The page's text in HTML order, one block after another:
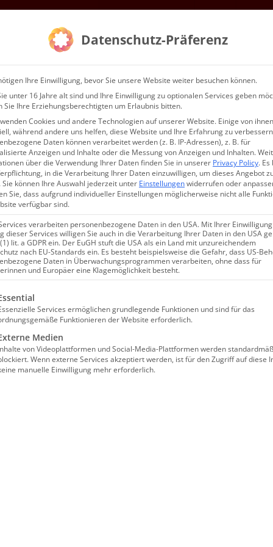
WIR…
Facebook
X RedditLinkedInWhatsApp
TumblrPinterest
Vk
Datenschutz-Präferenz
Ihre Einwilligung, bevor Sie unsere Website weiter besuchen können.
unter 16 Jahre alt sind und Ihre Einwilligung zu optionalen Services geben
Sie Ihre Erziehungsberechtigten um Erlaubnis bitten.
Cookies und andere Technologien auf unserer Website. Einige von
während andere uns helfen, diese Website und Ihre Erfahrung zu
Daten können verarbeitet werden (z. B. IP-Adressen), z. B. für
Anzeigen und Inhalte oder die Messung von Anzeigen und Inhalten.
über die Verwendung Ihrer Daten finden Sie in unserer Privacy Policy. Es
in die Verarbeitung Ihrer Daten einzuwilligen, um dieses Angebot
Sie können Ihre Auswahl jederzeit unter Einstellungenwiderrufen oder
Sie, dass aufgrund individueller Einstellungen möglicherweise nicht alle
verfügbar sind.
verarbeiten personenbezogene Daten in den USA. Mit Ihrer
dieser Services willigen Sie auch in die Verarbeitung Ihrer Daten in den USA
lit. a GDPR ein. Der EuGH stuft die USA als ein Land mit unzureichendem
nach EU-Standards ein. Es besteht beispielsweise die Gefahr, dass US-
Daten in Überwachungsprogrammen verarbeiten, ohne dass für
und Europäer eine Klagemöglichkeit besteht.
eine Liste der Service-Gruppen, für die eine
Services ermöglichen grundlegende Funktionen und sind für das
Funktionieren der Website erforderlich.
Medien
von Videoplattformen und Social-Media-Plattformen werden
Wenn externe Services akzeptiert werden, ist für den Zugriff auf diese
manuelle Einwilligung mehr erforderlich.